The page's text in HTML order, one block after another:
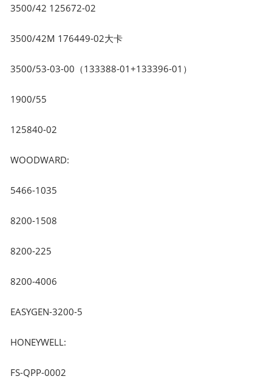
3500/42 125672-02
3500/42M 176449-02大卡
3500/53-03-00（133388-01+133396-01）
1900/55
125840-02
WOODWARD:
5466-1035
8200-1508
8200-225
8200-4006
EASYGEN-3200-5
HONEYWELL:
FS-QPP-0002